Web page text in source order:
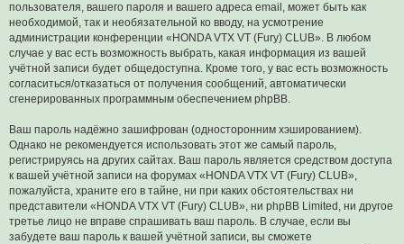
пользователя, вашего пароля и вашего адреса email, может быть как
необходимой, так и необязательной ко вводу, на усмотрение
администрации конференции «HONDA VTX VT (Fury) CLUB». В любом
случае у вас есть возможность выбрать, какая информация из вашей
учётной записи будет общедоступна. Кроме того, у вас есть возможность
согласиться/отказаться от получения сообщений, автоматически
сгенерированных программным обеспечением phpBB.
Ваш пароль надёжно зашифрован (односторонним хэшированием).
Однако не рекомендуется использовать этот же самый пароль,
регистрируясь на других сайтах. Ваш пароль является средством доступа
к вашей учётной записи на форумах «HONDA VTX VT (Fury) CLUB»,
пожалуйста, храните его в тайне, ни при каких обстоятельствах ни
представители «HONDA VTX VT (Fury) CLUB», ни phpBB Limited, ни другое
третье лицо не вправе спрашивать ваш пароль. В случае, если вы
забудете ваш пароль к вашей учётной записи, вы сможете